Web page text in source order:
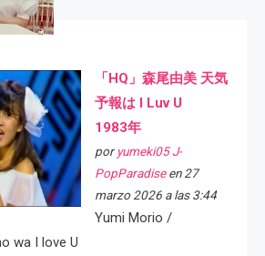
「HQ」森尾由美 天気
予報は I Luv U
1983年
por yumeki05 J-
PopParadiseen 27
marzo 2026 a las 3:44
Yumi Morio /
wa I love U